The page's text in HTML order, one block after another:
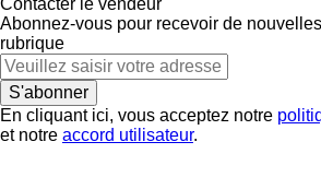
Abonnez-vous pour recevoir de
rubrique
S'abonner
En cliquant ici, vous acceptez notre
et notre accord utilisateur.